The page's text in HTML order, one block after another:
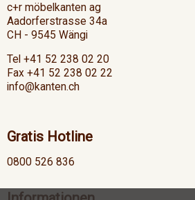
c+r möbelkanten ag
Aadorferstrasse 34a
CH - 9545 Wängi
Tel +41 52 238 02 20
Fax +41 52 238 02 22
info@kanten.ch
Gratis Hotline
0800 526 836